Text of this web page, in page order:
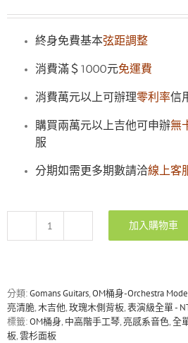
終身免費基本弦距調整
消費滿＄1000元免運費
消費萬元以上可辦理零利率信
購買兩萬元以上吉他可申辦無
服
分期如需更多期數請洽線上客
Gomans
玫
瑰
木
加入購物車
分類:Gomans Guitars,OM桶身-Orchestra
亮清脆,木吉他,玫瑰木側背板,表演級全單 -
標籤:OM桶身, 中高階手工琴,亮感系音色,全
板,雲杉面板